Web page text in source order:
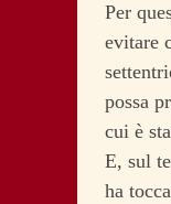
Per
evitare
possa
cui è
E, sul
ha